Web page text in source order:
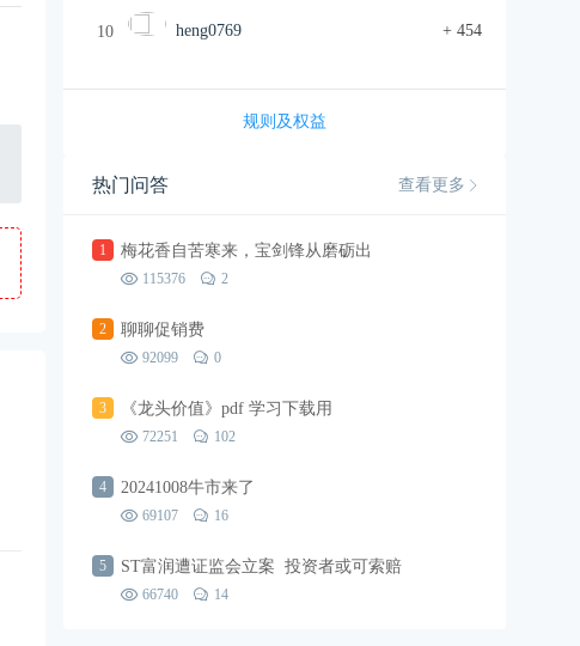
10 heng0769 + 454
规则及权益
热门问答 查看更多
1 梅花香自苦寒来，宝剑锋从磨砺出
115376 2
2 聊聊促销费
92099 0
3 《龙头价值》pdf 学习下载用
72251 102
4 20241008牛市来了
69107 16
5 ST富润遭证监会立案 投资者或可索赔
66740 14